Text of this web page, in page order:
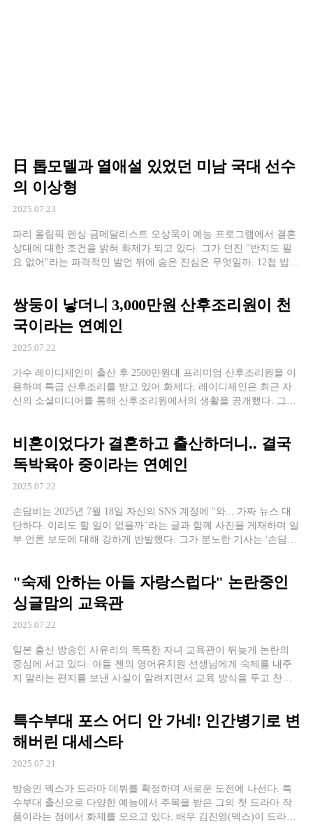
日 톱모델과 열애설 있었던 미남 국대 선수
의 이상형
2025.07.23
파리 올림픽 펜싱 금메달리스트 오상욱이 예능 프로그램에서 결혼
상대에 대한 조건을 밝혀 화제가 되고 있다. 그가 던진 "반지도 필
요 없어"라는 파격적인 발언 뒤에 숨은 진심은 무엇일까. 12첩 밥상
런 밥상으로 프러포즈하면
쌍둥이 낳더니 3,000만원 산후조리원이 천
국이라는 연예인
2025.07.22
가수 레이디제인이 출산 후 2500만원대 프리미엄 산후조리원을 이
용하며 특급 산후조리를 받고 있어 화제다. 레이디제인은 최근 자
신의 소셜미디어를 통해 산후조리원에서의 생활을 공개했다. 그녀
원의 식사 서비스다. 일반적인 산후조
비혼이었다가 결혼하고 출산하더니.. 결국
독박육아 중이라는 연예인
2025.07.22
손담비는 2025년 7월 18일 자신의 SNS 계정에 "와... 가짜 뉴스 대
단하다. 이리도 할 일이 없을까"라는 글과 함께 사진을 게재하며 일
부 언론 보도에 대해 강하게 반발했다. 그가 분노한 기사는 '손담비,
을까 ㅉㅉㅉ"라
"숙제 안하는 아들 자랑스럽다" 논란중인
싱글맘의 교육관
2025.07.22
일본 출신 방송인 사유리의 독특한 자녀 교육관이 뒤늦게 논란의
중심에 서고 있다. 아들 젠의 영어유치원 선생님에게 숙제를 내주
지 말라는 편지를 보낸 사실이 알려지면서 교육 방식을 두고 찬반
학을 소개했다. 이 과정에서 공개된 숙
특수부대 포스 어디 안 가네! 인간병기로 변
해버린 대세스타
2025.07.21
방송인 덱스가 드라마 데뷔를 확정하며 새로운 도전에 나선다. 특
수부대 출신으로 다양한 예능에서 주목을 받은 그의 첫 드라마 작
품이라는 점에서 화제를 모으고 있다. 배우 김진영(덱스)이 드라마